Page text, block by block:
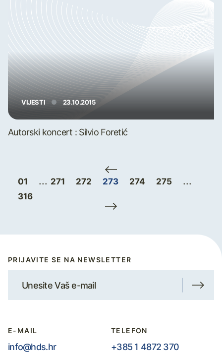
VIJESTI 23.10.2015
Autorski koncert : Silvio Foretić
01 ... 271 272 273 274 275 ...
316
PRIJAVITE SE NA NEWSLETTER
E-MAIL
info@hds.hr
TELEFON
+385 1 4872 370